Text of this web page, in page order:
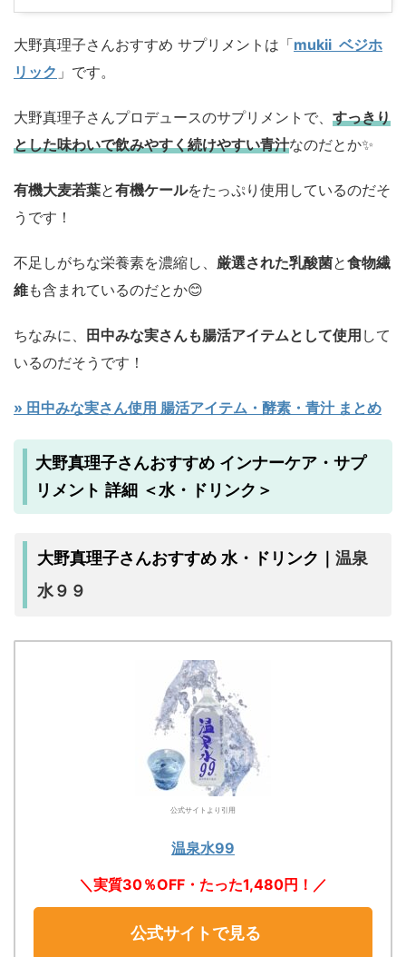
大野真理子さんおすすめ サプリメントは「mukii ベジホ
リック 」です。
大野真理子さんプロデュースのサプリメントで、 すっきり
とした味わいで飲みやすく続けやすい青汁なのだとか✨
有機大麦若葉と有機ケールをたっぷり使用しているのだそ
うです！
不足しがちな栄養素を濃縮し、 厳選された乳酸菌と食物繊
維も含まれているのだとか😊
ちなみに、 田中みな実さんも腸活アイテムとして使用 して
いるのだそうです！
» 田中みな実さん使用 腸活アイテム・酵素・青汁 まとめ
大野真理子さんおすすめ インナーケア・サプ
リメント 詳細 ＜水・ドリンク＞
大野真理子さんおすすめ 水・ドリンク｜温泉
水９９
公式サイトより引用
温泉水99
＼実質30％OFF・たった1,480円！／
公式サイトで見る